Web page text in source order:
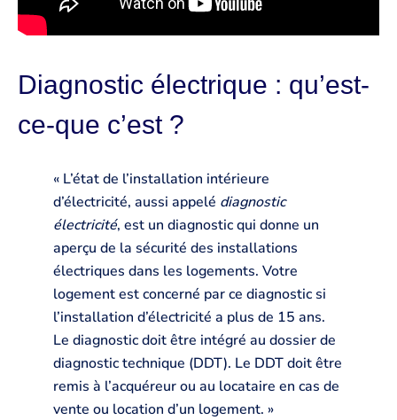
Diagnostic électrique : qu’est-
ce-que c’est ?
« L’état de l’installation intérieure
d’électricité, aussi appelé diagnostic
électricité, est un diagnostic qui donne un
aperçu de la sécurité des installations
électriques dans les logements. Votre
logement est concerné par ce diagnostic si
l’installation d’électricité a plus de 15 ans.
Le diagnostic doit être intégré au dossier de
diagnostic technique (DDT). Le DDT doit être
remis à l’acquéreur ou au locataire en cas de
vente ou location d’un logement. »